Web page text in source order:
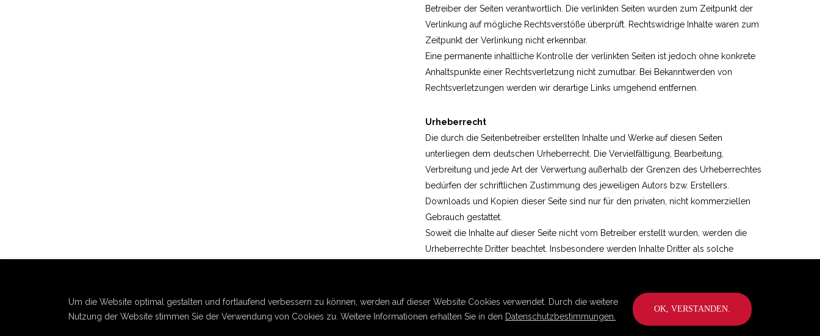
Betreiber der Seiten verantwortlich. Die verlinkten Seiten wurden zum Zeitpunkt der
Verlinkung auf mögliche Rechtsverstöße überprüft. Rechtswidrige Inhalte waren zum
Zeitpunkt der Verlinkung nicht erkennbar.
Eine permanente inhaltliche Kontrolle der verlinkten Seiten ist jedoch ohne konkrete
Anhaltspunkte einer Rechtsverletzung nicht zumutbar. Bei Bekanntwerden von
Rechtsverletzungen werden wir derartige Links umgehend entfernen.
Urheberrecht
Die durch die Seitenbetreiber erstellten Inhalte und Werke auf diesen Seiten
unterliegen dem deutschen Urheberrecht. Die Vervielfältigung, Bearbeitung,
Verbreitung und jede Art der Verwertung außerhalb der Grenzen des Urheberrechtes
bedürfen der schriftlichen Zustimmung des jeweiligen Autors bzw. Erstellers.
Downloads und Kopien dieser Seite sind nur für den privaten, nicht kommerziellen
Gebrauch gestattet.
Soweit die Inhalte auf dieser Seite nicht vom Betreiber erstellt wurden, werden die
Urheberrechte Dritter beachtet. Insbesondere werden Inhalte Dritter als solche
Rechtsverletzungen werden wir derartige Inhalte umgehend entfernen.
Um die Website optimal gestalten und fortlaufend verbessern zu können, werden auf dieser Website Cookies verwendet. Durch die weitere
Nutzung der Website stimmen Sie der Verwendung von Cookies zu. Weitere Informationen erhalten Sie in den Datenschutzbestimmungen.
OK, VERSTANDEN.